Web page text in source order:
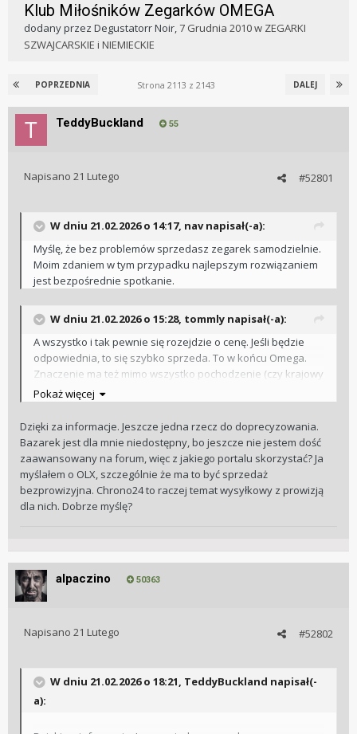
Klub Miłośników Zegarków OMEGA
dodany przez Degustatorr Noir,7 Grudnia 2010w ZEGARKI
SZWAJCARSKIE i NIEMIECKIE
POPRZEDNIA DALEJ
Strona 2113 z 2143
TeddyBuckland 55
#52801
Napisano 21 Lutego
W dniu 21.02.2026 o 14:17, navnapisał(-a):
Myślę, że bez problemów sprzedasz zegarek samodzielnie.
Moim zdaniem w tym przypadku najlepszym rozwiązaniem
jest bezpośrednie spotkanie.
W dniu 21.02.2026 o 15:28, tommly napisał(-a):
A wszystko i tak pewnie się rozejdzie o cenę. Jeśli będzie
odpowiednia, to się szybko sprzeda. To w końcu Omega.
Znaczenie ma też mimo wszystko pochodzenie (czy krajowy
zakup) i rocznik, choć ja akurat osobiście do tego
przywiązuję mniejsze znaczenie, dla mnie np. liczy się stan
wizualny zegarka w największym stopniu.
Pokaż więcej
Dzięki za informacje. Jeszcze jedna rzecz do doprecyzowania.
Bazarek jest dla mnie niedostępny, bo jeszcze nie jestem dość
zaawansowany na forum, więc z jakiego portalu skorzystać? Ja
myślałem o OLX, szczególnie że ma to być sprzedaż
bezprowizyjna. Chrono24 to raczej temat wysyłkowy z prowizją
dla nich. Dobrze myślę?
alpaczino 50363
#52802
Napisano 21 Lutego
W dniu 21.02.2026 o 18:21, TeddyBuckland napisał(-
a):